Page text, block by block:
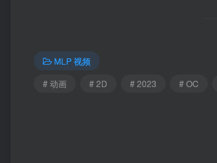
MLP 视频
# 动画
# 2D # 2023 # OC